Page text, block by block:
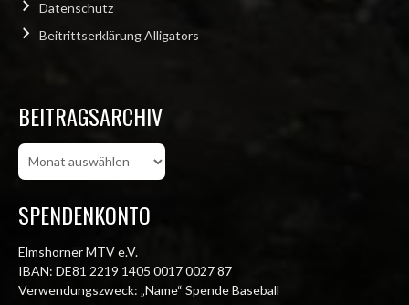
Datenschutz
Beitrittserklärung Alligators
BEITRAGSARCHIV
Beitragsarchiv
SPENDENKONTO
Elmshorner MTV e.V.
IBAN: DE81 2219 1405 0017 0027 87
Verwendungszweck: „Name“ Spende Baseball